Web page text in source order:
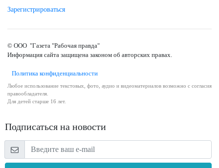
Зарегистрироваться
© ООО "Газета "Рабочая правда"
Информация сайта защищена законом об авторских правах.
Политика конфиденциальности
Любое использование текстовых, фото, аудио и видеоматериалов возможно с согласия
правообладателя.
Для детей старше 16 лет.
Подписаться на новости